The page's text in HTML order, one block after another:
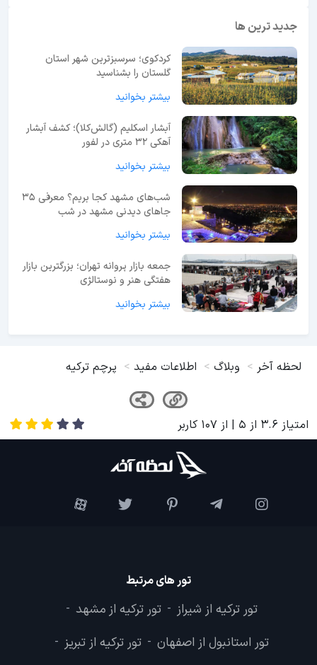
جدید ترین ها
کردکوی؛ سرسبزترین شهر استان
گلستان را بشناسید
بیشتر بخوانید
آبشار اسکلیم (گالش‌کلا)؛ کشف آبشار
آهکی ۳۲ متری در لفور
بیشتر بخوانید
شب‌های مشهد کجا بریم؟ معرفی 35
جاهای دیدنی مشهد در شب
بیشتر بخوانید
جمعه بازار پروانه تهران؛ بزرگترین بازار
هفتگی هنر و نوستالژی
بیشتر بخوانید
لحظه آخر وبلاگ اطلاعات مفید پرچم ترکیه
امتیاز 3.6 از 5 | از 107 کاربر
تور های مرتبط
تور ترکیه از شیراز - تور ترکیه از مشهد -
تور استانبول از اصفهان - تور ترکیه از تبریز -